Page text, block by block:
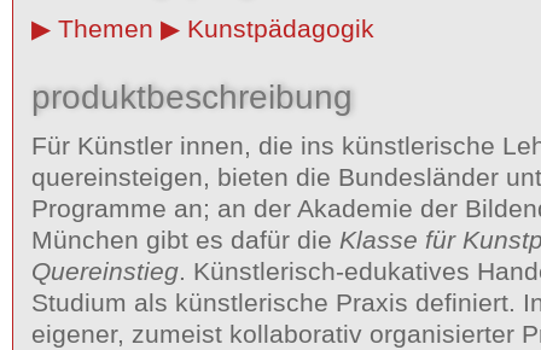
Themen Kunstpädagogik
produktbeschreibung
Für Künstler innen, die ins künstlerische
quereinsteigen, bieten die Bundesländer
Programme an; an der Akademie der
München gibt es dafür die Klasse für
Quereinstieg. Künstlerisch-edukatives
Studium als künstlerische Praxis definiert.
eigener, zumeist kollaborativ organisierter